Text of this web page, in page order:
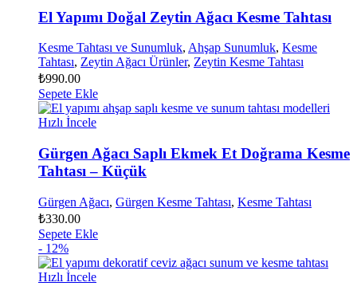
El Yapımı Doğal Zeytin Ağacı Kesme Tahtası
Kesme Tahtası ve Sunumluk, Ahşap Sunumluk, Kesme
Tahtası, Zeytin Ağacı Ürünler, Zeytin Kesme Tahtası
₺990.00
Sepete Ekle
Hızlı İncele
Gürgen Ağacı Saplı Ekmek Et Doğrama Kesme
Tahtası – Küçük
Gürgen Ağacı, Gürgen Kesme Tahtası, Kesme Tahtası
₺330.00
Sepete Ekle
- 12%
Hızlı İncele